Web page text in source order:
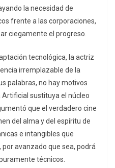
la necesidad de
frente a las corporaciones,
ciegamente el progreso.
tecnológica, la actriz
irremplazable de la
palabras, no hay motivos
sustituya el núcleo
que el verdadero cine
del alma y del espíritu de
e intangibles que
avanzado que sea, podrá
técnicos.